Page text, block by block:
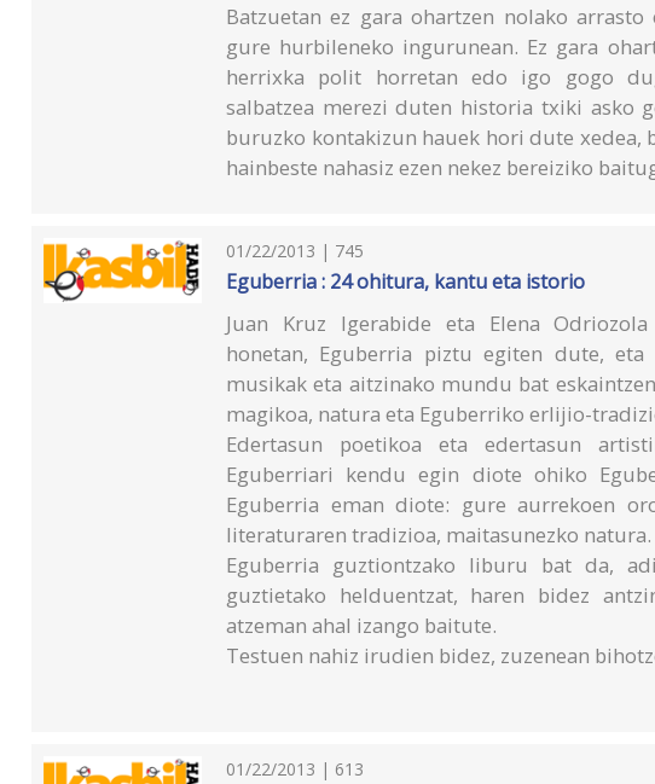
Batzuetan ez gara ohartzen nolako
gure hurbileneko ingurunean. Ez gara
herrixka polit horretan edo igo gogo
salbatzea merezi duten historia txiki asko
buruzko kontakizun hauek hori dute xedea,
hainbeste nahasiz ezen nekez bereiziko
01/22/2013 | 745
Eguberria : 24 ohitura, kantu eta istorio
Juan Kruz Igerabide eta Elena
honetan, Eguberria piztu egiten dute,
musikak eta aitzinako mundu bat
magikoa, natura eta Eguberriko erlijio-
Edertasun poetikoa eta edertasun
Eguberriari kendu egin diote ohiko
Eguberria eman diote: gure aurrekoen
literaturaren tradizioa, maitasunezko natura.
Eguberria guztiontzako liburu bat da,
guztietako helduentzat, haren bidez
atzeman ahal izango baitute.
Testuen nahiz irudien bidez, zuzenean
01/22/2013 | 613